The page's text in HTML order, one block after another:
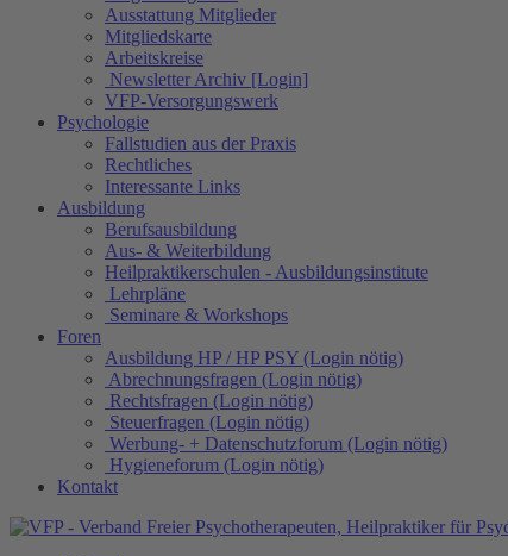
Ausstattung Mitglieder
Mitgliedskarte
Arbeitskreise
Newsletter Archiv [Login]
VFP-Versorgungswerk
Psychologie
Fallstudien aus der Praxis
Rechtliches
Interessante Links
Ausbildung
Berufsausbildung
Aus- & Weiterbildung
Heilpraktikerschulen - Ausbildungsinstitute
Lehrpläne
Seminare & Workshops
Foren
Ausbildung HP / HP PSY (Login nötig)
Abrechnungsfragen (Login nötig)
Rechtsfragen (Login nötig)
Steuerfragen (Login nötig)
Werbung- + Datenschutzforum (Login nötig)
Hygieneforum (Login nötig)
Kontakt